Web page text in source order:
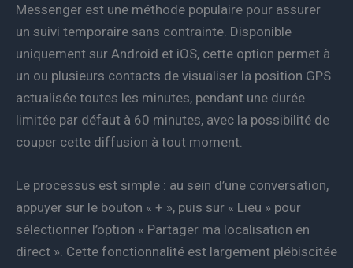
Messenger est une méthode populaire pour assurer
un suivi temporaire sans contrainte. Disponible
uniquement sur Android et iOS, cette option permet à
un ou plusieurs contacts de visualiser la position GPS
actualisée toutes les minutes, pendant une durée
limitée par défaut à 60 minutes, avec la possibilité de
couper cette diffusion à tout moment.
Le processus est simple : au sein d’une conversation,
appuyer sur le bouton « + », puis sur « Lieu » pour
sélectionner l’option « Partager ma localisation en
direct ». Cette fonctionnalité est largement plébiscitée